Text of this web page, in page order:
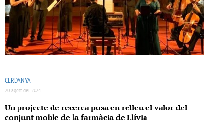
CERDANYA
20 agost del 2024
Un projecte de recerca posa en relleu el valor del
conjunt moble de la farmàcia de Llívia